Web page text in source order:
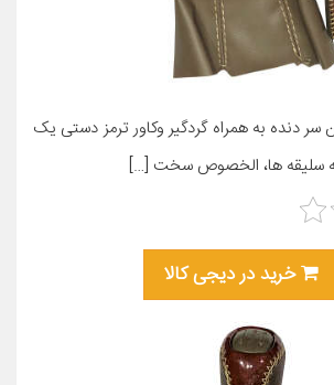
دنده به همراه گردگیر وکاور ترمز دستی یک
سلیقه ها، الخصوص سخت […]
خرید در دیجی کالا